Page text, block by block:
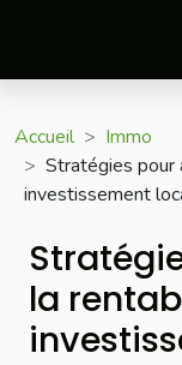
Accueil
Immo
Stratégies pour
investissement
la